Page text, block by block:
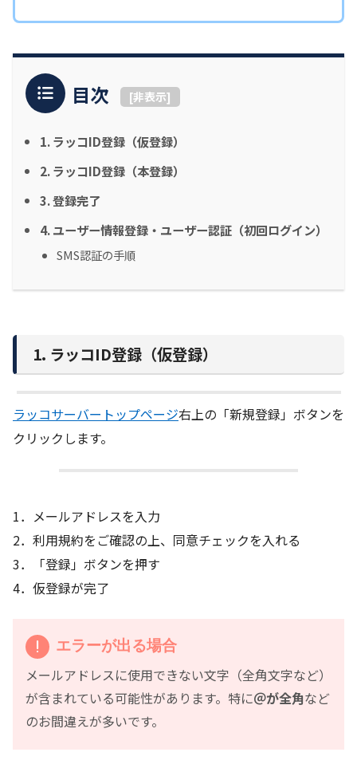
目次 [非表示]
1. ラッコID登録（仮登録）
2. ラッコID登録（本登録）
3. 登録完了
4. ユーザー情報登録・ユーザー認証（初回ログイン）
SMS認証の手順
1. ラッコID登録（仮登録）
ラッコサーバートップページ右上の「新規登録」ボタンを
クリックします。
1．メールアドレスを入力
2．利用規約をご確認の上、同意チェックを入れる
3．「登録」ボタンを押す
4．仮登録が完了
エラーが出る場合
メールアドレスに使用できない文字（全角文字など）
が含まれている可能性があります。特に＠が全角など
のお間違えが多いです。